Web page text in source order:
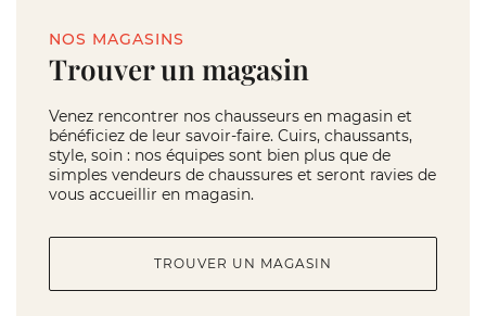
NOS MAGASINS
Trouver un magasin
Venez rencontrer nos chausseurs en magasin et
bénéficiez de leur savoir-faire. Cuirs, chaussants,
style, soin : nos équipes sont bien plus que de
simples vendeurs de chaussures et seront ravies de
vous accueillir en magasin.
TROUVER UN MAGASIN